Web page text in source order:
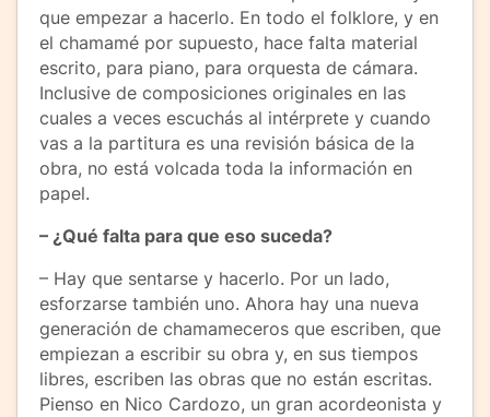
que empezar a hacerlo. En todo el folklore, y en
el chamamé por supuesto, hace falta material
escrito, para piano, para orquesta de cámara.
Inclusive de composiciones originales en las
cuales a veces escuchás al intérprete y cuando
vas a la partitura es una revisión básica de la
obra, no está volcada toda la información en
papel.
– ¿Qué falta para que eso suceda?
– Hay que sentarse y hacerlo. Por un lado,
esforzarse también uno. Ahora hay una nueva
generación de chamameceros que escriben, que
empiezan a escribir su obra y, en sus tiempos
libres, escriben las obras que no están escritas.
Pienso en Nico Cardozo, un gran acordeonista y